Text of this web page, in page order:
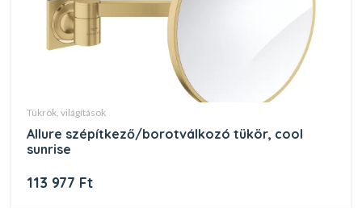
tükrök, világítások
allure szépítkező/borotválkozó tükör, cool
sunrise
113 977 Ft